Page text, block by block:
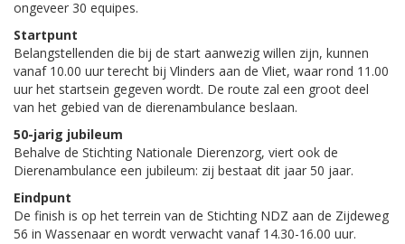
ongeveer 30 equipes.
Startpunt
Belangstellenden die bij de start aanwezig willen zijn, kunnen
vanaf 10.00 uur terecht bij Vlinders aan de Vliet, waar rond 11.00
uur het startsein gegeven wordt. De route zal een groot deel
van het gebied van de dierenambulance beslaan.
50-jarig jubileum
Behalve de Stichting Nationale Dierenzorg, viert ook de
Dierenambulance een jubileum: zij bestaat dit jaar 50 jaar.
Eindpunt
De finish is op het terrein van de Stichting NDZ aan de Zijdeweg
56 in Wassenaar en wordt verwacht vanaf 14.30-16.00 uur.